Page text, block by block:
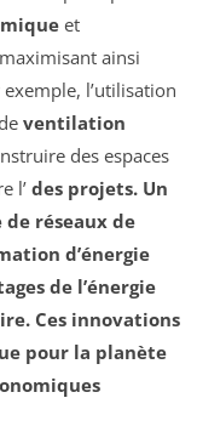
et
ainsi
l’utilisation
ventilation
des espaces
l’ des projets. Un
de réseaux de
d’énergie
de l’énergie
Ces innovations
pour la planète